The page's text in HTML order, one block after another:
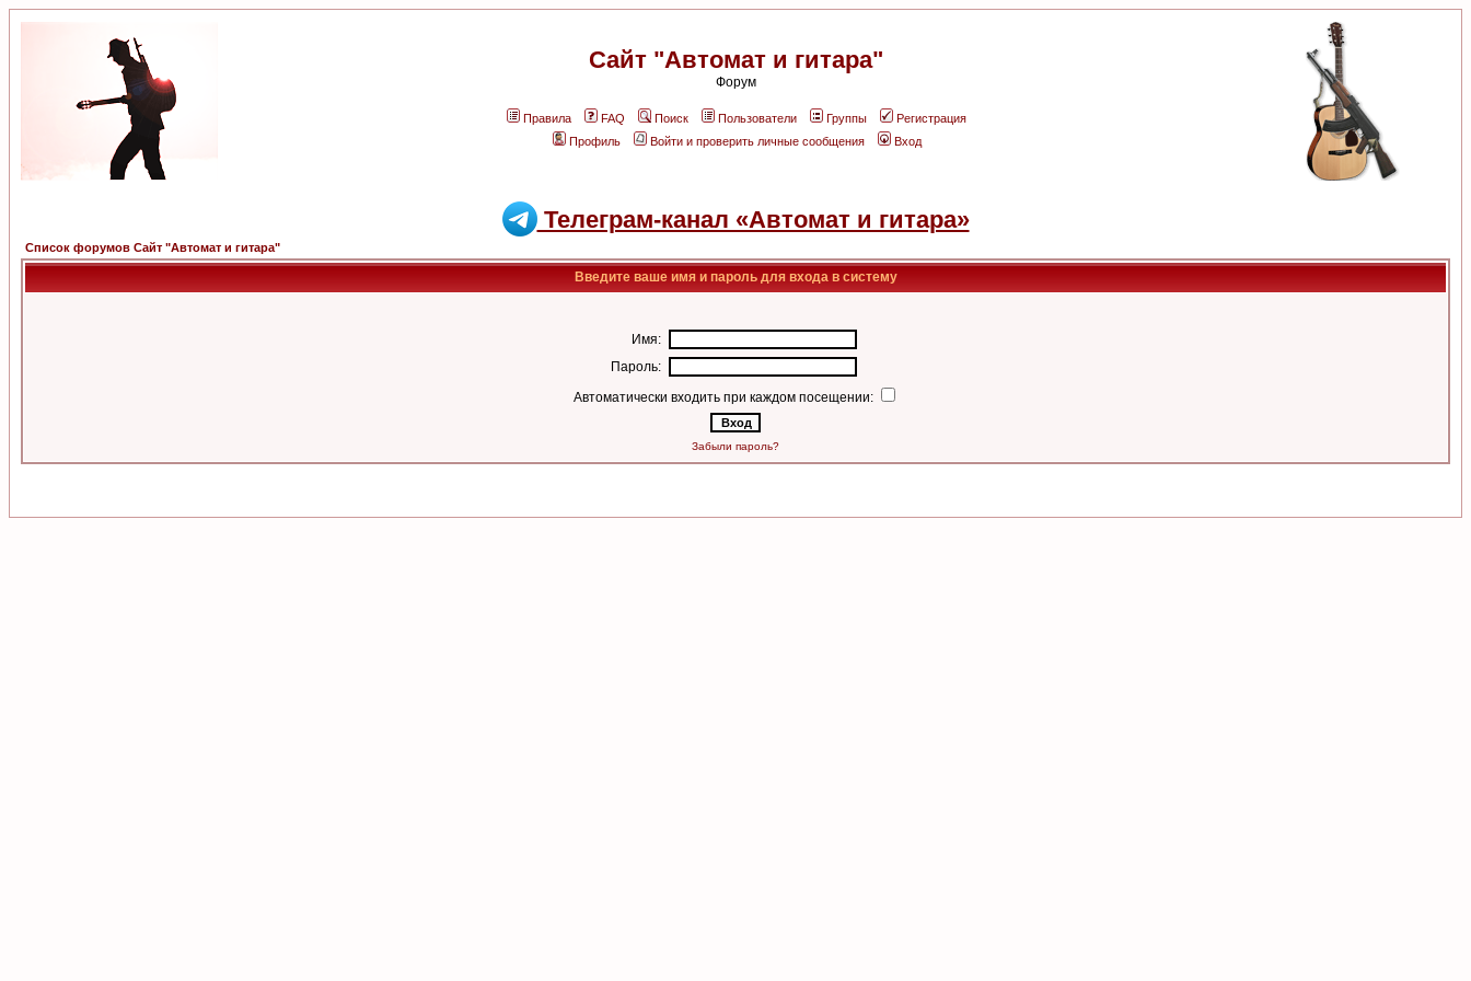
Сайт "Автомат и гитара"
Форум
Правила FAQ Поиск Пользователи Группы
Регистрация
Профиль
Войти и проверить личные сообщения Вход
Телеграм-канал «Автомат и гитара»
Список форумов Сайт "Автомат и гитара"
Введите ваше имя и пароль для входа в систему
Имя:
Пароль:
Автоматически входить при каждом посещении:
Забыли пароль?